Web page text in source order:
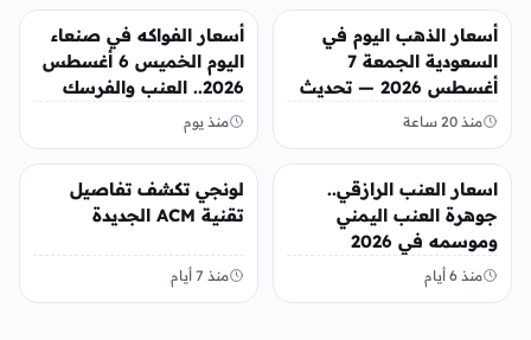
أخبار الإقتصاد
أسعار الذهب اليوم في
السعودية الجمعة 7
أغسطس 2026 — تحديث
مباشر
منذ 20 ساعة
أخبار الإقتصاد
أسعار الفواكه في صنعاء
اليوم الخميس 6 أغسطس
2026.. العنب والفرسك
والرمان في الأسواق
منذ يوم
أخبار الإقتصاد
اسعار العنب الرازقي..
جوهرة العنب اليمني
وموسمه في 2026
منذ 6 أيام
أخبار الإقتصاد
لونجي تكشف تفاصيل
تقنية ACM الجديدة
منذ 7 أيام